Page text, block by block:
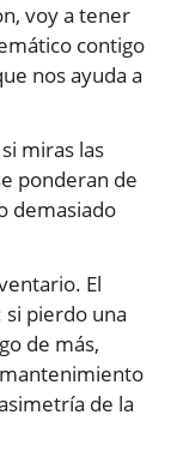
voy a tener
contigo
nos ayuda a
miras las
ponderan de
demasiado
El
pierdo una
de más,
de la